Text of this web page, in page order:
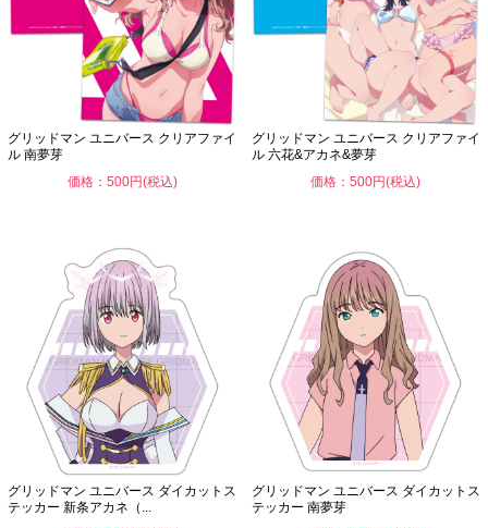
グリッドマン ユニバース クリアファイ
ル 南夢芽
価格：500円(税込)
グリッドマン ユニバース クリアファイ
ル 六花&アカネ&夢芽
価格：500円(税込)
グリッドマン ユニバース ダイカットス
テッカー 新条アカネ（...
グリッドマン ユニバース ダイカットス
テッカー 南夢芽